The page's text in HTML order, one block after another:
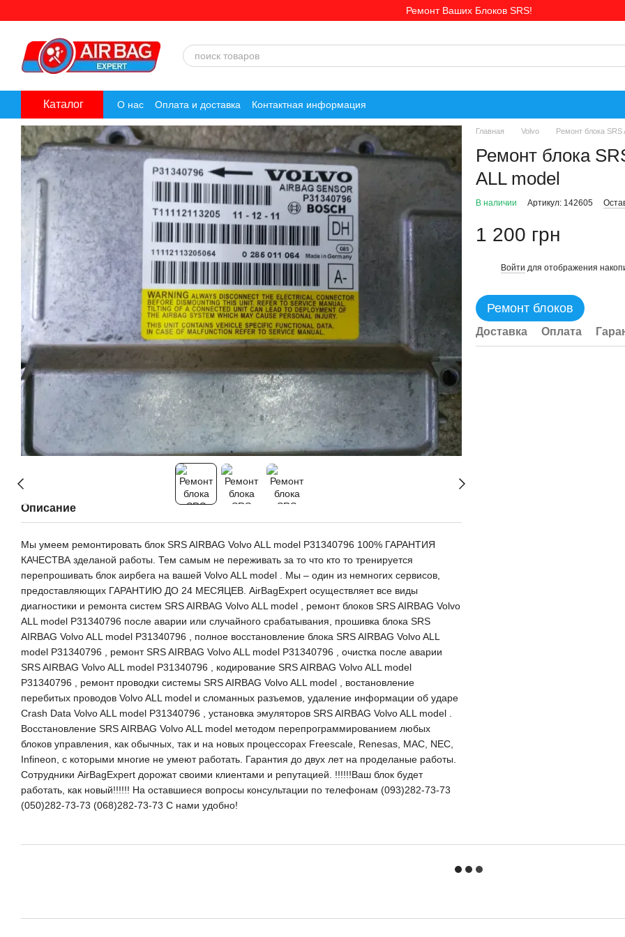
Ремонт Ваших Блоков SRS!
Каталог О нас Оплата и доставка Контактная информация
Описание
Мы умеем ремонтировать блок SRS AIRBAG Volvo ALL model P31340796 100% ГАРАНТИЯ
КАЧЕСТВА зделаной работы. Тем самым не переживать за то что кто то тренируется
перепрошивать блок аирбега на вашей Volvo ALL model . Мы – один из немногих сервисов,
предоставляющих ГАРАНТИЮ ДО 24 МЕСЯЦЕВ. AirBagExpert осуществляет все виды
диагностики и ремонта систем SRS AIRBAG Volvo ALL model , ремонт блоков SRS AIRBAG Volvo
ALL model P31340796 после аварии или случайного срабатывания, прошивка блока SRS
AIRBAG Volvo ALL model P31340796 , полное восстановление блока SRS AIRBAG Volvo ALL
model P31340796 , ремонт SRS AIRBAG Volvo ALL model P31340796 , очистка после аварии
SRS AIRBAG Volvo ALL model P31340796 , кодирование SRS AIRBAG Volvo ALL model
P31340796 , ремонт проводки системы SRS AIRBAG Volvo ALL model , востановление
перебитых проводов Volvo ALL model и сломанных разъемов, удаление информации об ударе
Crash Data Volvo ALL model P31340796 , установка эмуляторов SRS AIRBAG Volvo ALL model .
Восстановление SRS AIRBAG Volvo ALL model методом перепрограммированием любых
блоков управления, как обычных, так и на новых процессорах Freescale, Renesas, MAC, NEC,
Infineon, с которыми многие не умеют работать. Гарантия до двух лет на проделаные работы.
Сотрудники AirBagExpert дорожат своими клиентами и репутацией. !!!!!!Ваш блок будет
работать, как новый!!!!!! На оставшиеся вопросы консультации по телефонам (093)282-73-73
(050)282-73-73 (068)282-73-73 С нами удобно!
Главная Volvo Ремонт блока SRS
Ремонт блока
ALL model
В наличии Артикул: 142605
1 200 грн
Войти для отображения
Ремонт блоков
Доставка Оплата